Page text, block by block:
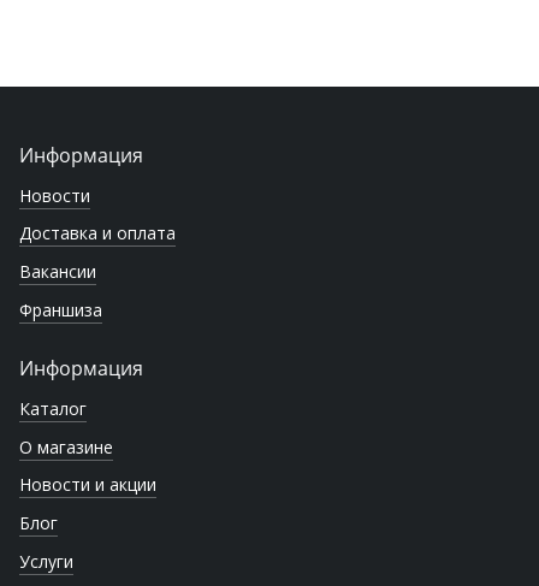
Информация
Новости
Доставка и оплата
Вакансии
Франшиза
Информация
Каталог
О магазине
Новости и акции
Блог
Услуги